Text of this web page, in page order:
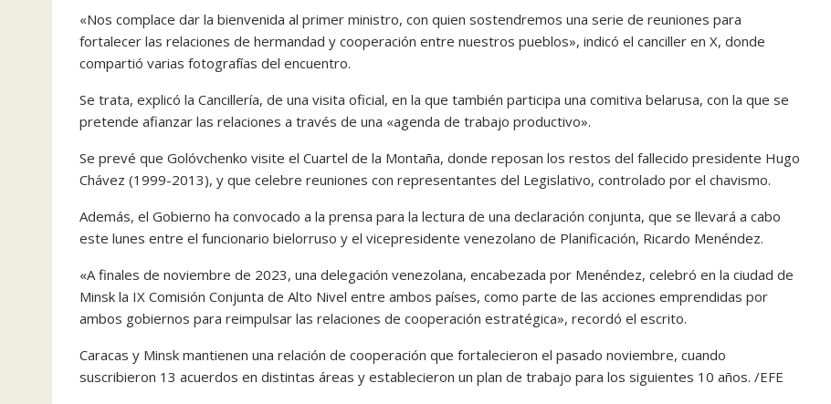
«Nos complace dar la bienvenida al primer ministro, con quien sostendremos una serie de reuniones para
fortalecer las relaciones de hermandad y cooperación entre nuestros pueblos», indicó el canciller en X, donde
compartió varias fotografías del encuentro.
Se trata, explicó la Cancillería, de una visita oficial, en la que también participa una comitiva belarusa, con la que se
pretende afianzar las relaciones a través de una «agenda de trabajo productivo».
Se prevé que Golóvchenko visite el Cuartel de la Montaña, donde reposan los restos del fallecido presidente Hugo
Chávez (1999-2013), y que celebre reuniones con representantes del Legislativo, controlado por el chavismo.
Además, el Gobierno ha convocado a la prensa para la lectura de una declaración conjunta, que se llevará a cabo
este lunes entre el funcionario bielorruso y el vicepresidente venezolano de Planificación, Ricardo Menéndez.
«A finales de noviembre de 2023, una delegación venezolana, encabezada por Menéndez, celebró en la ciudad de
Minsk la IX Comisión Conjunta de Alto Nivel entre ambos países, como parte de las acciones emprendidas por
ambos gobiernos para reimpulsar las relaciones de cooperación estratégica», recordó el escrito.
Caracas y Minsk mantienen una relación de cooperación que fortalecieron el pasado noviembre, cuando
suscribieron 13 acuerdos en distintas áreas y establecieron un plan de trabajo para los siguientes 10 años. /EFE